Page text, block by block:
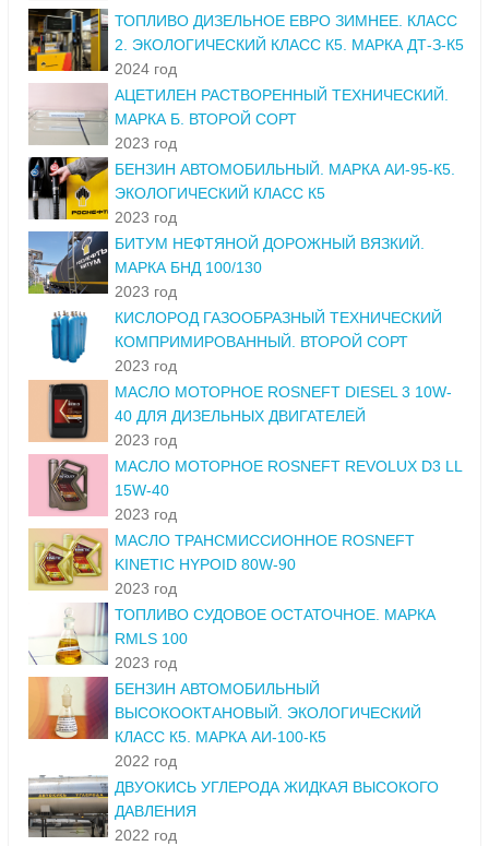
ТОПЛИВО ДИЗЕЛЬНОЕ ЕВРО ЗИМНЕЕ. КЛАСС
2. ЭКОЛОГИЧЕСКИЙ КЛАСС К5. МАРКА ДТ-З-К5
2024 год
АЦЕТИЛЕН РАСТВОРЕННЫЙ ТЕХНИЧЕСКИЙ.
МАРКА Б. ВТОРОЙ СОРТ
2023 год
БЕНЗИН АВТОМОБИЛЬНЫЙ. МАРКА АИ-95-К5.
ЭКОЛОГИЧЕСКИЙ КЛАСС К5
2023 год
БИТУМ НЕФТЯНОЙ ДОРОЖНЫЙ ВЯЗКИЙ.
МАРКА БНД 100/130
2023 год
КИСЛОРОД ГАЗООБРАЗНЫЙ ТЕХНИЧЕСКИЙ
КОМПРИМИРОВАННЫЙ. ВТОРОЙ СОРТ
2023 год
МАСЛО МОТОРНОЕ ROSNEFT DIESEL 3 10W-
40 ДЛЯ ДИЗЕЛЬНЫХ ДВИГАТЕЛЕЙ
2023 год
МАСЛО МОТОРНОЕ ROSNEFT REVOLUX D3 LL
15W-40
2023 год
МАСЛО ТРАНСМИССИОННОЕ ROSNEFT
KINETIC HYPOID 80W-90
2023 год
ТОПЛИВО СУДОВОЕ ОСТАТОЧНОЕ. МАРКА
RMLS 100
2023 год
БЕНЗИН АВТОМОБИЛЬНЫЙ
ВЫСОКООКТАНОВЫЙ. ЭКОЛОГИЧЕСКИЙ
КЛАСС К5. МАРКА АИ-100-К5
2022 год
ДВУОКИСЬ УГЛЕРОДА ЖИДКАЯ ВЫСОКОГО
ДАВЛЕНИЯ
2022 год